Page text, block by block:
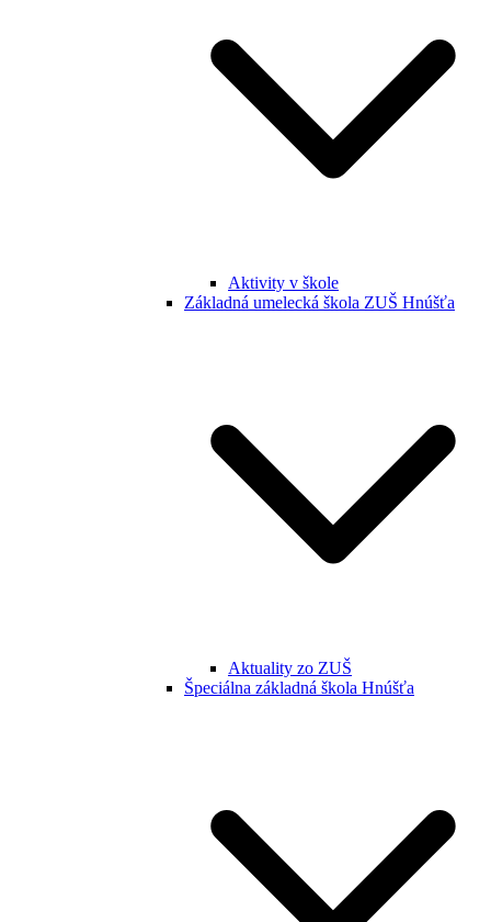
Aktivity v škole
Základná umelecká škola ZUŠ Hnúšťa
Aktuality zo ZUŠ
Špeciálna základná škola Hnúšťa